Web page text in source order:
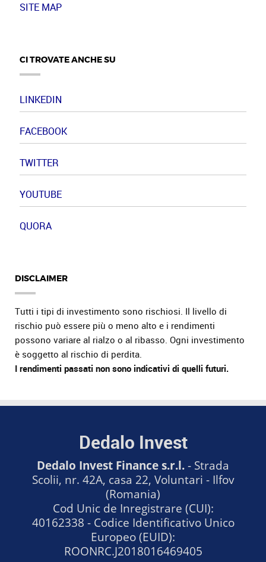
SITE MAP
CI TROVATE ANCHE SU
LINKEDIN
FACEBOOK
TWITTER
YOUTUBE
QUORA
DISCLAIMER
Tutti i tipi di investimento sono rischiosi. Il livello di
rischio può essere più o meno alto e i rendimenti
possono variare al rialzo o al ribasso. Ogni investimento
è soggetto al rischio di perdita.
I rendimenti passati non sono indicativi di quelli futuri.
Dedalo Invest
Dedalo Invest Finance s.r.l.- Strada
Scolii, nr. 42A, casa 22, Voluntari - Ilfov
(Romania)
Cod Unic de Inregistrare (CUI):
40162338 - Codice Identificativo Unico
Europeo (EUID):
ROONRC.J2018016469405